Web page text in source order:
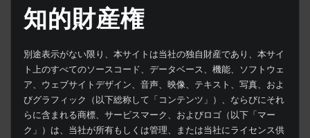
知的財産権
別途表示がない限り、本サイトは当社の独自財産であり、本サイ
ト上のすべてのソースコード、データベース、機能、ソフトウェ
ア、ウェブサイトデザイン、音声、映像、テキスト、写真、およ
びグラフィック（以下総称して「コンテンツ」）、ならびにそれ
らに含まれる商標、サービスマーク、およびロゴ（以下「マー
ク」）は、当社が所有もしくは管理、または当社にライセンス供